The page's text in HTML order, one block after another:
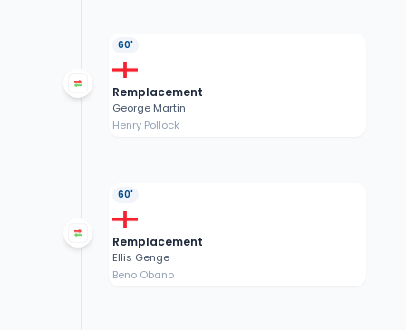
60'
Remplacement
George Martin
Henry Pollock
60'
Remplacement
Ellis Genge
Beno Obano